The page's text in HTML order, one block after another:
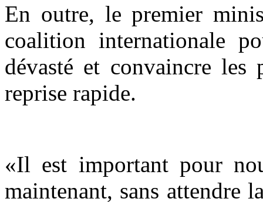
En outre, le premier
coalition internationale
dévasté et convaincre les
reprise rapide.
«Il est important pour
maintenant, sans attendre